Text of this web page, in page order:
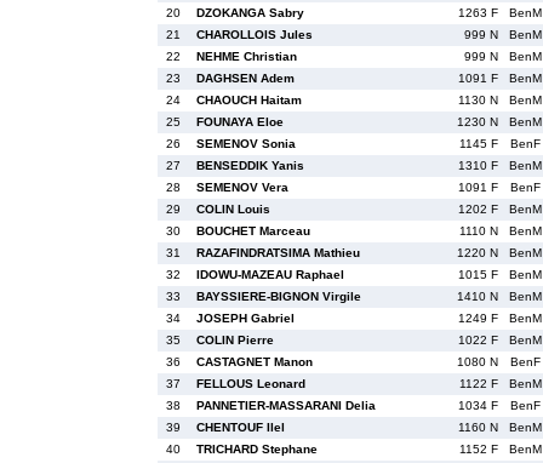
20
DZOKANGA Sabry 1263 F
BenM
21
CHAROLLOIS Jules 999 N
BenM
22
NEHME Christian 999 N
BenM
23
DAGHSEN Adem 1091 F
BenM
24
CHAOUCH Haitam 1130 N
BenM
25
FOUNAYA Eloe 1230 N
BenM
26
SEMENOV Sonia 1145 F
BenF
27
BENSEDDIK Yanis 1310 F
BenM
28
SEMENOV Vera 1091 F
BenF
29
COLIN Louis 1202 F
BenM
30
BOUCHET Marceau 1110 N
BenM
31
RAZAFINDRATSIMA Mathieu 1220 N
BenM
32
IDOWU-MAZEAU Raphael 1015 F
BenM
33
BAYSSIERE-BIGNON Virgile 1410 N
BenM
34
JOSEPH Gabriel 1249 F
BenM
35
COLIN Pierre 1022 F
BenM
36
CASTAGNET Manon 1080 N
BenF
37
FELLOUS Leonard 1122 F
BenM
38
PANNETIER-MASSARANI Delia 1034 F
BenF
39
CHENTOUF Ilel 1160 N
BenM
40
TRICHARD Stephane 1152 F
BenM